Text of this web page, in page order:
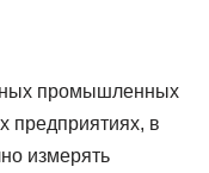
промышленных
предприятиях, в
измерять